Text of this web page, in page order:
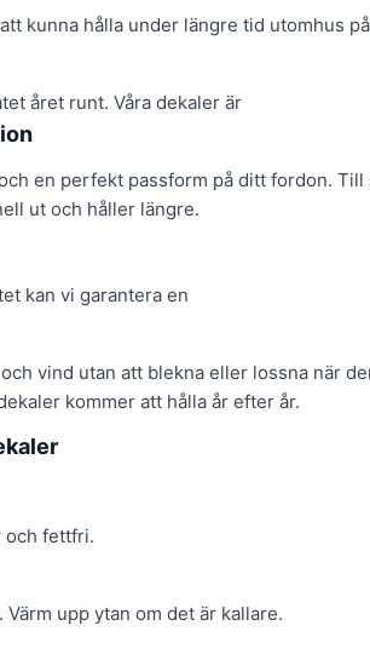
kunna hålla under längre tid utomhus
året runt. Våra dekaler är
en perfekt passform på ditt fordon.
ut och håller längre.
kan vi garantera en
vind utan att blekna eller lossna när
kommer att hålla år efter år.
och fettfri.
upp ytan om det är kallare.